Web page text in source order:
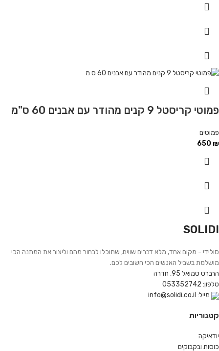
פמוטי קריסטל 9 קנים מהודר עם אבנים 60 ס"מ
פמוטים
650 ₪
SOLIDI
סולידי - מקום אחד, מלא דברים שווים, שתוכלו לבחור מהם וליצור את המתנה הכי
מושלמת בשביל האנשים הכי חשובים לכם.
הרברט סמואל 95, חדרה
טלפון: 053352742
מייל: info@solidi.co.il
קטגוריות
יודאיקה
כוסות ובקבוקים